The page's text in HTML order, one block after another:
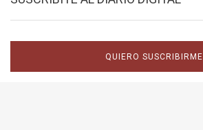
QUIERO SUSCRIBIRME